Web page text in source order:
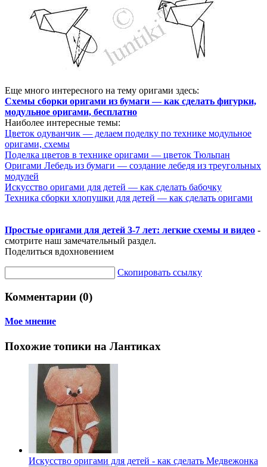
Еще много интересного на тему оригами здесь:
Схемы сборки оригами из бумаги — как сделать фигурки,
модульное оригами, бесплатно
Наиболее интересные темы:
Цветок одуванчик — делаем поделку по технике модульное
оригами, схемы
Поделка цветов в технике оригами — цветок Тюльпан
Оригами Лебедь из бумаги — создание лебедя из треугольных
модулей
Искусство оригами для детей — как сделать бабочку
Техника сборки хлопушки для детей — как сделать оригами
Простые оригами для детей 3-7 лет: легкие схемы и видео -
смотрите наш замечательный раздел.
Поделиться вдохновением
Скопировать ссылку
Комментарии (0)
Мое мнение
Похожие топики на Лантиках
Искусство оригами для детей - как сделать Медвежонка